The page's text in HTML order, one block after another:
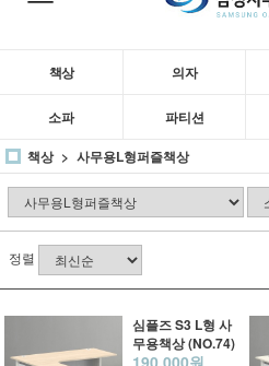
책상 의자
소파 파티션
책상
사무용L형퍼즐책상
정렬
심플즈 S3 L형 사
무용책상 (NO.74)